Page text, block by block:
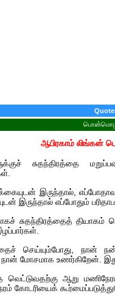
ஆபிரகாம் லிங்கன்
சுதந்திரத்தை
இருந்தால்,
இருந்தால் எப்போதும்
சுதந்திரத்தைத்
செய்யும்போது, நான்
நான் மோசமாக உணர்கிறேன்.
வெட்டுவதற்கு ஆறு
கோடரியைக்